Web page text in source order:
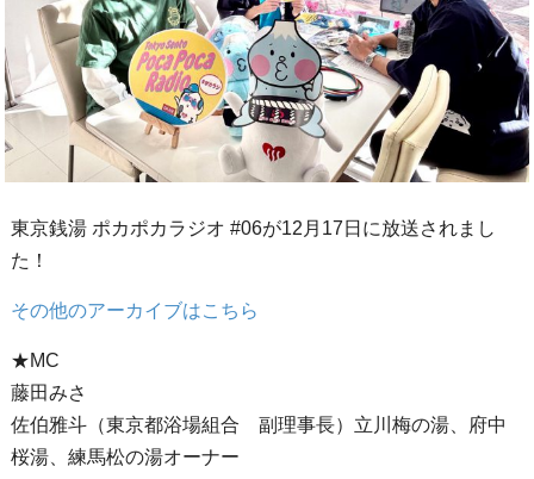
東京銭湯 ポカポカラジオ #06が12月17日に放送されまし
た！
その他のアーカイブはこちら
★MC
藤田みさ
佐伯雅斗（東京都浴場組合 副理事長）立川梅の湯、府中
桜湯、練馬松の湯オーナー